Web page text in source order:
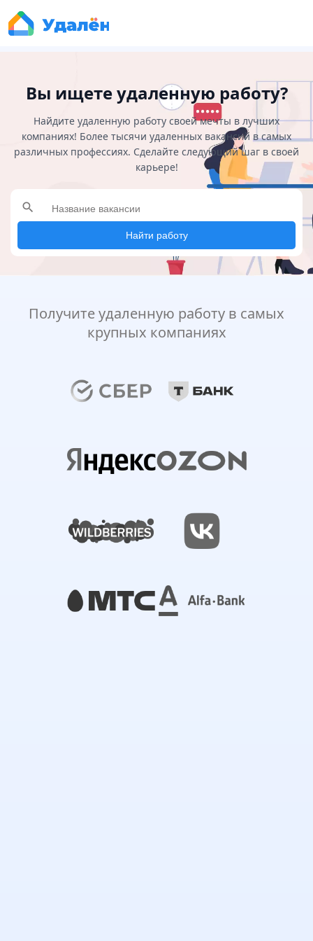
Вы ищете удаленную работу?
Найдите удаленную работу своей мечты в лучших
компаниях! Более тысячи удаленных вакансий в самых
различных профессиях. Сделайте следующий шаг в своей
карьере!
search
Найти работу
Получите удаленную работу в самых
крупных компаниях